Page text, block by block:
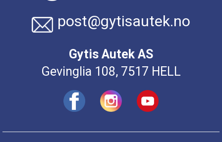
post@gytisautek.no
Gytis Autek AS
Gevinglia 108, 7517 HELL